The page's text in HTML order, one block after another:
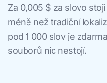
Za 0,005 $ za slovo
méně než tradiční
pod 1 000 slov je
souborů nic nestojí.